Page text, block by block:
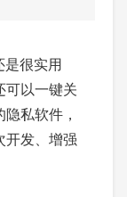
很实用
可以一键关
私软件，
开发、增强